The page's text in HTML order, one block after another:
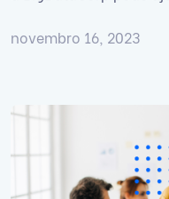
novembro 16, 2023